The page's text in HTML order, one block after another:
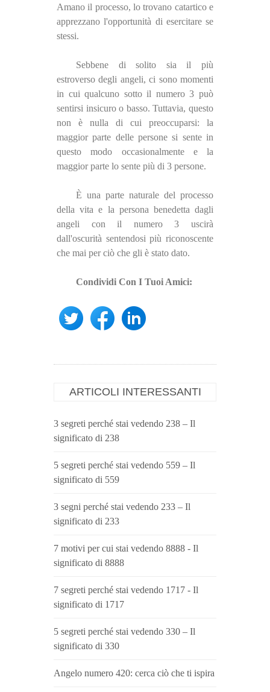
Amano il processo, lo trovano catartico e
apprezzano l'opportunità di esercitare se
stessi.
Sebbene di solito sia il più
estroverso degli angeli, ci sono momenti
in cui qualcuno sotto il numero 3 può
sentirsi insicuro o basso. Tuttavia, questo
non è nulla di cui preoccuparsi: la
maggior parte delle persone si sente in
questo modo occasionalmente e la
maggior parte lo sente più di 3 persone.
È una parte naturale del processo
della vita e la persona benedetta dagli
angeli con il numero 3 uscirà
dall'oscurità sentendosi più riconoscente
che mai per ciò che gli è stato dato.
Condividi Con I Tuoi Amici:
ARTICOLI INTERESSANTI
3 segreti perché stai vedendo 238 – Il
significato di 238
5 segreti perché stai vedendo 559 – Il
significato di 559
3 segni perché stai vedendo 233 – Il
significato di 233
7 motivi per cui stai vedendo 8888 - Il
significato di 8888
7 segreti perché stai vedendo 1717 - Il
significato di 1717
5 segreti perché stai vedendo 330 – Il
significato di 330
Angelo numero 420: cerca ciò che ti ispira